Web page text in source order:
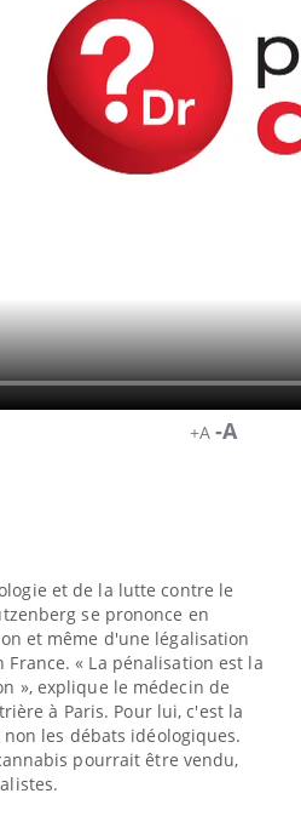
+A -A
et de la lutte contre le
se prononce en
et même d'une légalisation
« La pénalisation est la
», explique le médecin de
à Paris. Pour lui, c'est la
les débats idéologiques.
pourrait être vendu,